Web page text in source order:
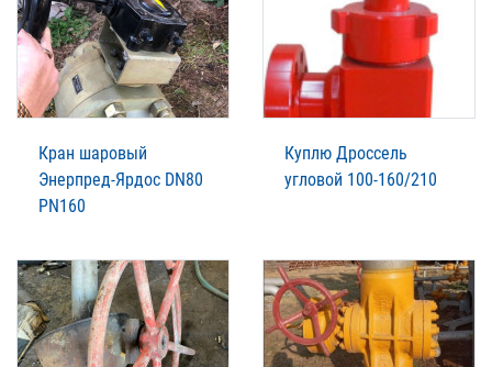
Кран шаровый
Энерпред-Ярдос DN80
PN160
Куплю Дроссель
угловой 100-160/210